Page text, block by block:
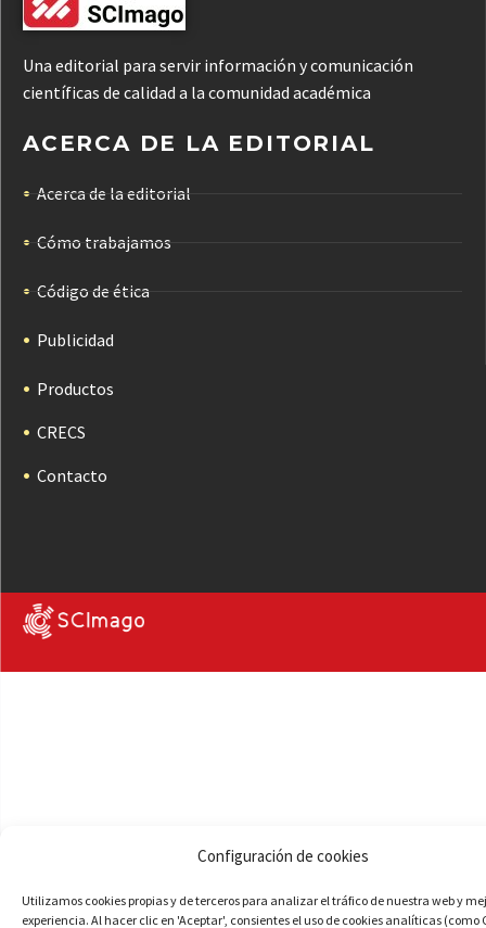
Configuración de cookies
Utilizamos cookies propias y de terceros para analizar el tráfico de nuestra web y
experiencia. Al hacer clic en 'Aceptar', consientes el uso de cookies analíticas (como
Una editorial para servir información y comunicación
científicas de calidad a la comunidad académica
ACERCA DE LA EDITORIAL
Acerca de la editorial
Cómo trabajamos
Código de ética
Publicidad
Productos
CRECS
Contacto